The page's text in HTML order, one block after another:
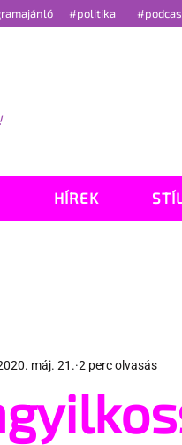
#politika
HÍREK
máj. 21. 2 perc olvasás